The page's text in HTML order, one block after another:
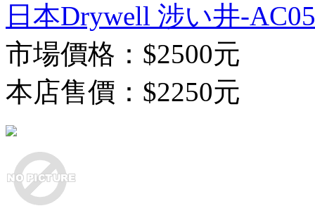
日本Drywell 涉い井-
市場價格： $2500元
本店售價： $2250元